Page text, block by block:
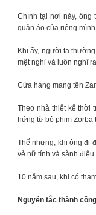
Chính tại nơi này, ông
quần áo của riêng
Khi ấy, người ta
mệt nghỉ và luôn nghĩ
Cửa hàng mang tên
Theo nhà thiết kế thời
hứng từ bộ phim Zorba
Thế nhưng, khi ông đi
vẻ nữ tính và sành điệu.
10 năm sau, khi có
Nguyên tắc thành công
Jason viết: "Làm ra
bình thường chỉ để
đến khi có được sự
project 100.000